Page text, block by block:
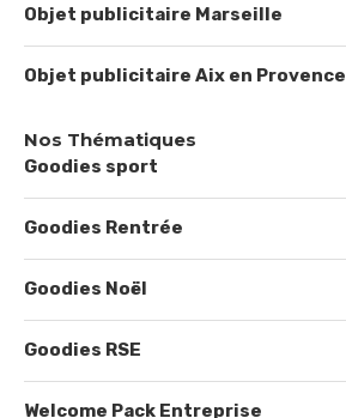
Objet publicitaire Marseille
Objet publicitaire Aix en Provence
Nos Thématiques
Goodies sport
Goodies Rentrée
Goodies Noël
Goodies RSE
Welcome Pack Entreprise